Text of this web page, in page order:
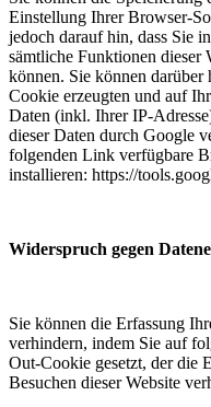
Einstellung Ihrer Browser-
jedoch darauf hin, dass Sie
sämtliche Funktionen dieser
können. Sie können darüber
Cookie erzeugten und auf
Daten (inkl. Ihrer IP-
dieser Daten durch Google
folgenden Link verfügbare
installieren: https://
Widerspruch gegen
Sie können die Erfassung
verhindern, indem Sie auf
Out-Cookie gesetzt, der die
Besuchen dieser Website